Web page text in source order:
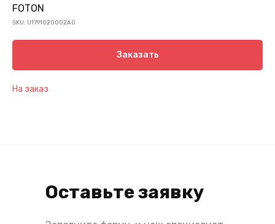
FOTON
SKU: U1791020002A0
Заказать
На заказ
Оставьте заявку